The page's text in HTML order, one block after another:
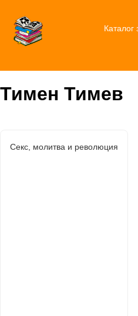
Каталог
Тимен Тимев
Секс, молитва и революция